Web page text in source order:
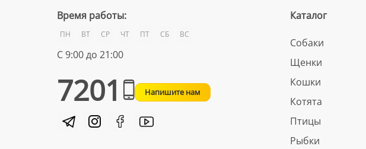
Время работы:
ПН ВТ СР ЧТ ПТ СБ ВС
С 9:00 до 21:00
7201 Напишите нам
Каталог
Собаки
Щенки
Кошки
Котята
Птицы
Рыбки